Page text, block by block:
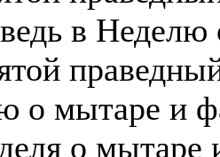
в Неделю
о мытаре и
о мытаре